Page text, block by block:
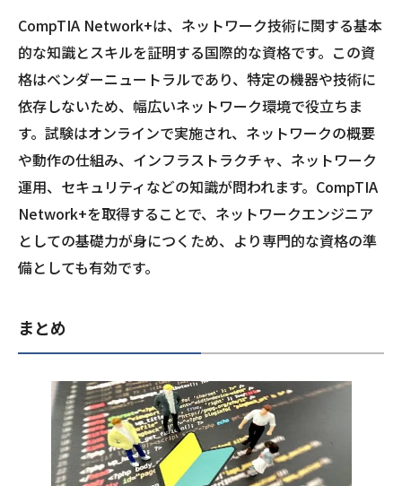
CompTIA Network+は、ネットワーク技術に関する基本
的な知識とスキルを証明する国際的な資格です。この資
格はベンダーニュートラルであり、特定の機器や技術に
依存しないため、幅広いネットワーク環境で役立ちま
す。試験はオンラインで実施され、ネットワークの概要
や動作の仕組み、インフラストラクチャ、ネットワーク
運用、セキュリティなどの知識が問われます。CompTIA
Network+を取得することで、ネットワークエンジニア
としての基礎力が身につくため、より専門的な資格の準
備としても有効です。
まとめ